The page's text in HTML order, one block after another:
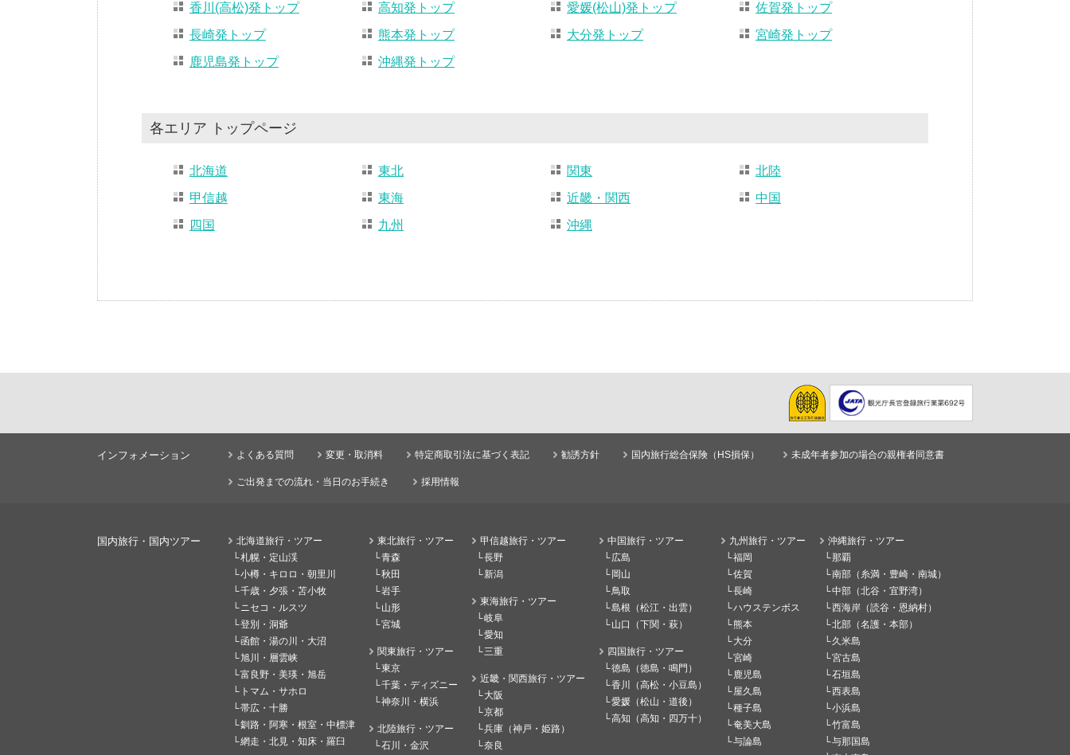
香川(高松)発トップ
高知発トップ 愛媛(松山)発トップ
佐賀発トップ
長崎発トップ
熊本発トップ 大分発トップ
宮崎発トップ
鹿児島発トップ
沖縄発トップ
各エリア トップページ
北海道 東北 関東
北陸
甲信越
東海 近畿・関西
中国
四国
九州 沖縄
インフォメーション よくある質問 変更・取消料 特定商取引法に基づく表記 勧誘方針 国内旅行総合保険（HS損保） 未成年者参加の場合の親権者同意書
ご出発までの流れ・当日のお手続き 採用情報
国内旅行・国内ツアー
北海道旅行・ツアー
札幌・定山渓
小樽・キロロ・朝里川
千歳・夕張・苫小牧
ニセコ・ルスツ
登別・洞爺
函館・湯の川・大沼
旭川・層雲峡
富良野・美瑛・旭岳
トマム・サホロ
帯広・十勝
釧路・阿寒・根室・中標津
網走・北見・知床・羅臼
東北旅行・ツアー
青森
秋田
岩手
山形
宮城
関東旅行・ツアー
東京
千葉・ディズニー
神奈川・横浜
北陸旅行・ツアー
石川・金沢
甲信越旅行・ツアー
長野
新潟
東海旅行・ツアー
岐阜
愛知
三重
近畿・関西旅行・ツアー
大阪
京都
兵庫（神戸・姫路）
奈良
中国旅行・ツアー
広島
岡山
鳥取
島根（松江・出雲）
山口（下関・萩）
四国旅行・ツアー
徳島（徳島・鳴門）
香川（高松・小豆島）
愛媛（松山・道後）
高知（高知・四万十）
九州旅行・ツアー
福岡
佐賀
長崎
ハウステンボス
熊本
大分
宮崎
鹿児島
屋久島
種子島
奄美大島
与論島
沖縄旅行・ツアー
那覇
南部（糸満・豊崎・南城）
中部（北谷・宜野湾）
西海岸（読谷・恩納村）
北部（名護・本部）
久米島
宮古島
石垣島
西表島
小浜島
竹富島
与那国島